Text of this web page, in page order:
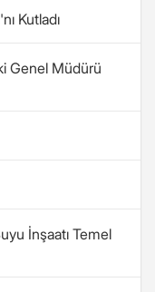
Kutladı
Genel Müdürü
İnşaatı Temel